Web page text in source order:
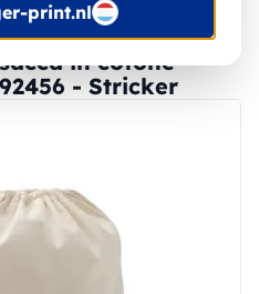
print.nl
in cotone
- Stricker